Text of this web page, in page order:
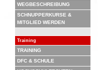
WEGBESCHREIBUNG
SCHNUPPERKURSE &
MITGLIED WERDEN
Training
TRAINING
DFC & SCHULE